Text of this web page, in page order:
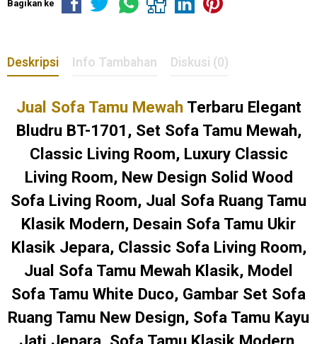
Bagikan ke
Deskripsi Info Tambahan Diskusi (0)
Jual Sofa Tamu MewahTerbaru Elegant
Bludru BT-1701, Set Sofa Tamu Mewah,
Classic Living Room, Luxury Classic
Living Room, New Design Solid Wood
Sofa Living Room, Jual Sofa Ruang Tamu
Klasik Modern, Desain Sofa Tamu Ukir
Klasik Jepara, Classic Sofa Living Room,
Jual Sofa Tamu Mewah Klasik, Model
Sofa Tamu White Duco, Gambar Set Sofa
Ruang Tamu New Design, Sofa Tamu Kayu
Jati Jepara, Sofa Tamu Klasik Modern,